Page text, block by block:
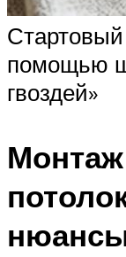
помощью
гвоздей»